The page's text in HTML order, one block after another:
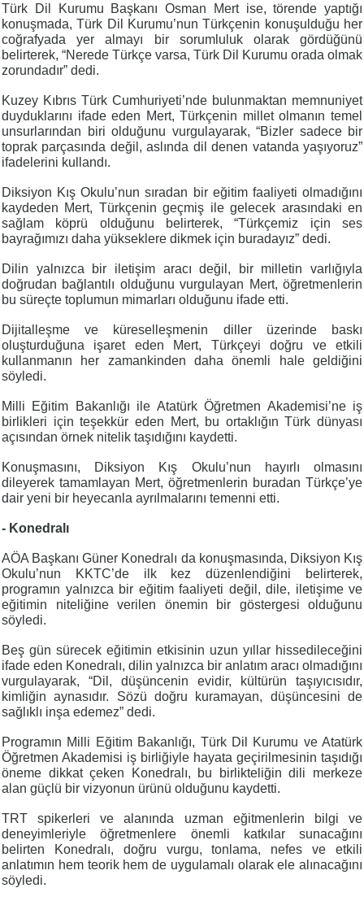
Türk Dil Kurumu Başkanı Osman Mert ise, törende yaptığı
konuşmada, Türk Dil Kurumu’nun Türkçenin konuşulduğu her
coğrafyada yer almayı bir sorumluluk olarak gördüğünü
belirterek, “Nerede Türkçe varsa, Türk Dil Kurumu orada olmak
zorundadır” dedi.
Kuzey Kıbrıs Türk Cumhuriyeti’nde bulunmaktan memnuniyet
duyduklarını ifade eden Mert, Türkçenin millet olmanın temel
unsurlarından biri olduğunu vurgulayarak, “Bizler sadece bir
toprak parçasında değil, aslında dil denen vatanda yaşıyoruz”
ifadelerini kullandı.
Diksiyon Kış Okulu’nun sıradan bir eğitim faaliyeti olmadığını
kaydeden Mert, Türkçenin geçmiş ile gelecek arasındaki en
sağlam köprü olduğunu belirterek, “Türkçemiz için ses
bayrağımızı daha yükseklere dikmek için buradayız” dedi.
Dilin yalnızca bir iletişim aracı değil, bir milletin varlığıyla
doğrudan bağlantılı olduğunu vurgulayan Mert, öğretmenlerin
bu süreçte toplumun mimarları olduğunu ifade etti.
Dijitalleşme ve küreselleşmenin diller üzerinde baskı
oluşturduğuna işaret eden Mert, Türkçeyi doğru ve etkili
kullanmanın her zamankinden daha önemli hale geldiğini
söyledi.
Milli Eğitim Bakanlığı ile Atatürk Öğretmen Akademisi’ne iş
birlikleri için teşekkür eden Mert, bu ortaklığın Türk dünyası
açısından örnek nitelik taşıdığını kaydetti.
Konuşmasını, Diksiyon Kış Okulu’nun hayırlı olmasını
dileyerek tamamlayan Mert, öğretmenlerin buradan Türkçe’ye
dair yeni bir heyecanla ayrılmalarını temenni etti.
- Konedralı
AÖA Başkanı Güner Konedralı da konuşmasında, Diksiyon Kış
Okulu’nun KKTC’de ilk kez düzenlendiğini belirterek,
programın yalnızca bir eğitim faaliyeti değil, dile, iletişime ve
eğitimin niteliğine verilen önemin bir göstergesi olduğunu
söyledi.
Beş gün sürecek eğitimin etkisinin uzun yıllar hissedileceğini
ifade eden Konedralı, dilin yalnızca bir anlatım aracı olmadığını
vurgulayarak, “Dil, düşüncenin evidir, kültürün taşıyıcısıdır,
kimliğin aynasıdır. Sözü doğru kuramayan, düşüncesini de
sağlıklı inşa edemez” dedi.
Programın Milli Eğitim Bakanlığı, Türk Dil Kurumu ve Atatürk
Öğretmen Akademisi iş birliğiyle hayata geçirilmesinin taşıdığı
öneme dikkat çeken Konedralı, bu birlikteliğin dili merkeze
alan güçlü bir vizyonun ürünü olduğunu kaydetti.
TRT spikerleri ve alanında uzman eğitmenlerin bilgi ve
deneyimleriyle öğretmenlere önemli katkılar sunacağını
belirten Konedralı, doğru vurgu, tonlama, nefes ve etkili
anlatımın hem teorik hem de uygulamalı olarak ele alınacağını
söyledi.